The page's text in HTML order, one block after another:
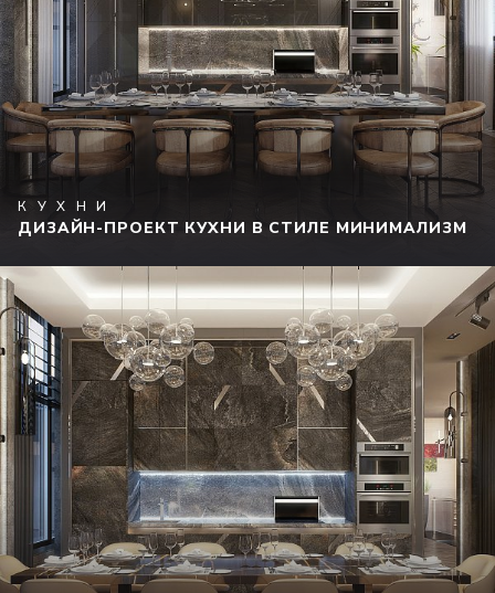
КУХНИ
ДИЗАЙН-ПРОЕКТ КУХНИ В СТИЛЕ МИНИМАЛИЗМ